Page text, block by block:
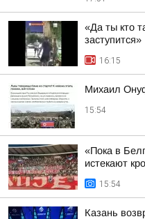
«Да ты кто
заступится»
16:15
Михаил
15:54
«Пока в
истекают
15:54
Казань